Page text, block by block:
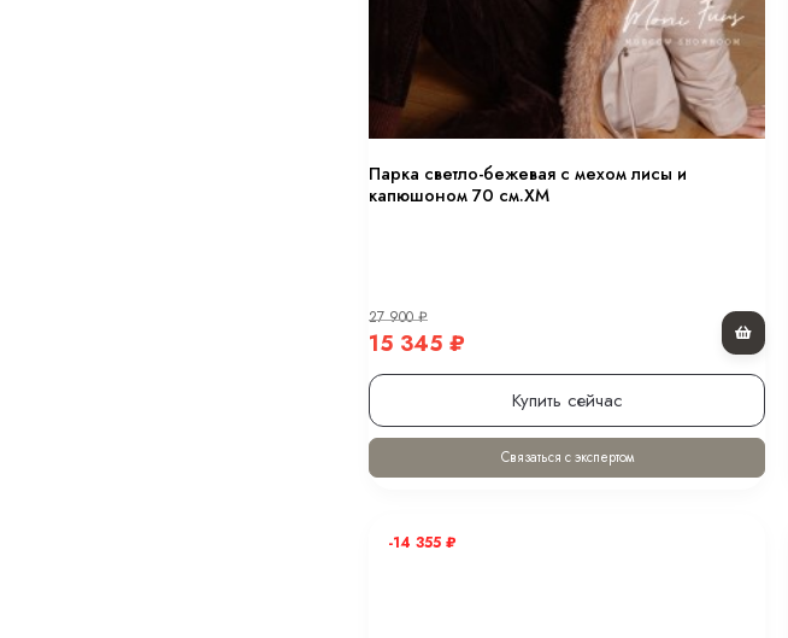
Парка светло-бежевая с мехом лисы и
капюшоном 70 см.ХМ
27 900₽
15 345 ₽
Купить сейчас
Связаться с экспертом
-14 355 ₽